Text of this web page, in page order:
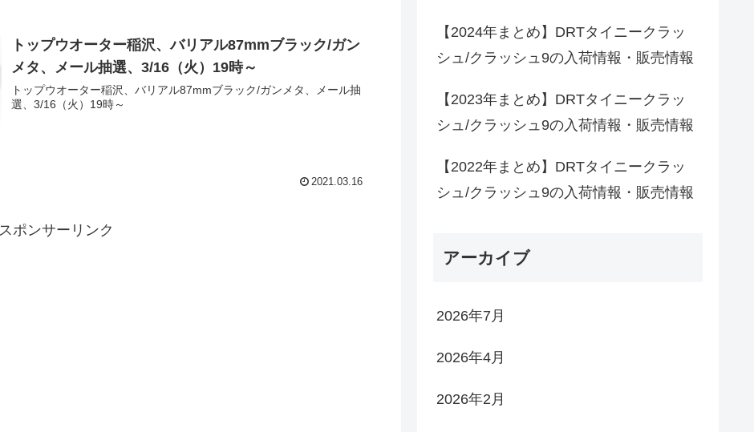
トップウオーター稲沢、バリアル87mmブラック/ガン
メタ、メール抽選、3/16（火）19時～
トップウオーター稲沢、バリアル87mmブラック/ガンメタ、メール抽
選、3/16（火）19時～
2021.03.16
スポンサーリンク
【2024年まとめ】DRTタイニークラッ
シュ/クラッシュ9の入荷情報・販売情報
【2023年まとめ】DRTタイニークラッ
シュ/クラッシュ9の入荷情報・販売情報
【2022年まとめ】DRTタイニークラッ
シュ/クラッシュ9の入荷情報・販売情報
アーカイブ
2026年7月
2026年4月
2026年2月